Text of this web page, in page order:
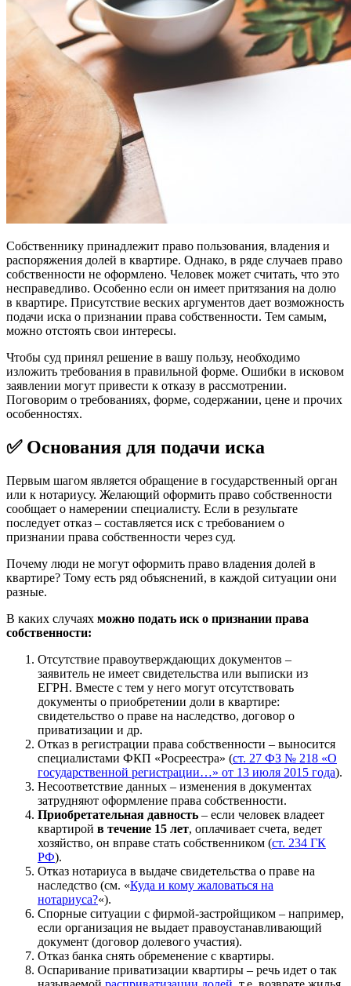
Собственнику принадлежит право пользования, владения и
распоряжения долей в квартире. Однако, в ряде случаев право
собственности не оформлено. Человек может считать, что это
несправедливо. Особенно если он имеет притязания на долю
в квартире. Присутствие веских аргументов дает возможность
подачи иска о признании права собственности. Тем самым,
можно отстоять свои интересы.
Чтобы суд принял решение в вашу пользу, необходимо
изложить требования в правильной форме. Ошибки в исковом
заявлении могут привести к отказу в рассмотрении.
Поговорим о требованиях, форме, содержании, цене и прочих
особенностях.
✅ Основания для подачи иска
Первым шагом является обращение в государственный орган
или к нотариусу. Желающий оформить право собственности
сообщает о намерении специалисту. Если в результате
последует отказ – составляется иск с требованием о
признании права собственности через суд.
Почему люди не могут оформить право владения долей в
квартире? Тому есть ряд объяснений, в каждой ситуации они
разные.
В каких случаях можно подать иск о признании права
собственности:
Отсутствие правоутверждающих документов –
заявитель не имеет свидетельства или выписки из
ЕГРН. Вместе с тем у него могут отсутствовать
документы о приобретении доли в квартире:
свидетельство о праве на наследство, договор о
приватизации и др.
Отказ в регистрации права собственности – выносится
специалистами ФКП «Росреестра» (ст. 27 ФЗ № 218 «О
государственной регистрации…» от 13 июля 2015 года).
Несоответствие данных – изменения в документах
затрудняют оформление права собственности.
Приобретательная давность – если человек владеет
квартирой в течение 15 лет, оплачивает счета, ведет
хозяйство, он вправе стать собственником (ст. 234 ГК
РФ).
Отказ нотариуса в выдаче свидетельства о праве на
наследство (см. «Куда и кому жаловаться на
нотариуса?«).
Спорные ситуации с фирмой-застройщиком – например,
если организация не выдает правоустанавливающий
документ (договор долевого участия).
Отказ банка снять обременение с квартиры.
Оспаривание приватизации квартиры – речь идет о так